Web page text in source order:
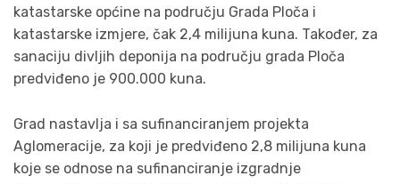
katastarske općine na području Grada Ploča i
katastarske izmjere, čak 2,4 milijuna kuna. Također, za
sanaciju divljih deponija na području grada Ploča
predviđeno je 900.000 kuna.
Grad nastavlja i sa sufinanciranjem projekta
Aglomeracije, za koji je predviđeno 2,8 milijuna kuna
koje se odnose na sufinanciranje izgradnje